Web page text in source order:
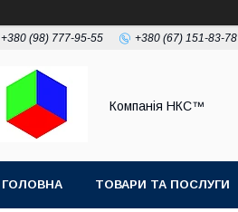
+380 (98) 777-95-55 +380 (67) 151-83-78
Компанія НКС™
ГОЛОВНА ТОВАРИ ТА ПОСЛУГИ